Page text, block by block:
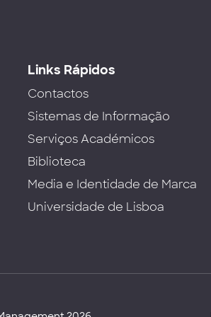
Links Rápidos
Contactos
Sistemas de Informação
Serviços Académicos
Biblioteca
Media e Identidade de Marca
Universidade de Lisboa